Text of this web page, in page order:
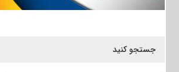
جستجو کنید